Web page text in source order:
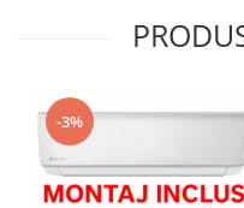
-3%